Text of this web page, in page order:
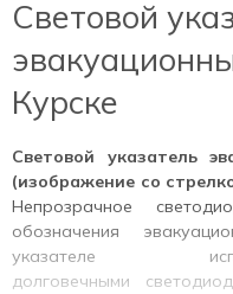
Световой
Курске
Световой указатель
(изображение со
Непрозрачное
обозначения
указателе
долговечными